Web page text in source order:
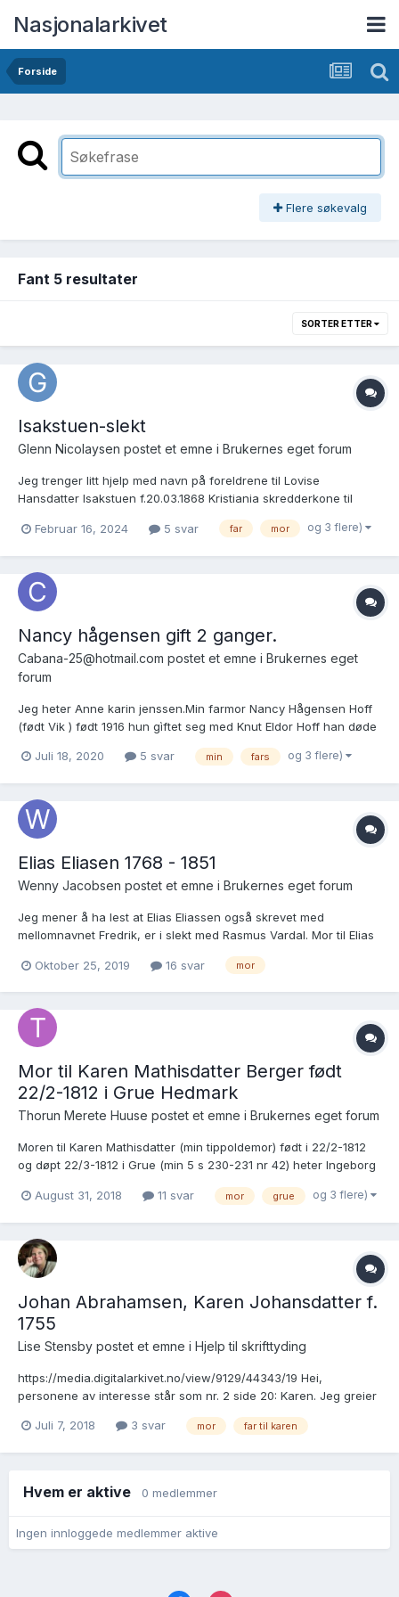
Nasjonalarkivet
Forside
Flere søkevalg
Fant 5 resultater
SORTER ETTER
Isakstuen-slekt
Glenn Nicolaysen postet et emne i Brukernes eget forum
Jeg trenger litt hjelp med navn på foreldrene til Lovise
Hansdatter Isakstuen f.20.03.1868 Kristiania skredderkone til
N. Februar 16, 2024 5 svar far mor og 3 flere)
Nancy hågensen gift 2 ganger.
Cabana-25@hotmail.com postet et emne i Brukernes eget
forum
Jeg heter Anne karin jenssen.Min farmor Nancy Hågensen Hoff
(født Vik ) født 1916 hun gìftet seg med Knut Eldor Hoff han døde
ved navn Hågensen ? Nancy hågensen døde ca 1996 tror jeg. (
Juli 18, 2020 5 svar min fars og 3 flere)
Elias Eliasen 1768 - 1851
Wenny Jacobsen postet et emne i Brukernes eget forum
Jeg mener å ha lest at Elias Eliassen også skrevet med
mellomnavnet Fredrik, er i slekt med Rasmus Vardal. Mor til Elias
meg ytterligere bekreftelse? Hilsen Wenny Jacobsen
Oktober 25, 2019 16 svar mor
Mor til Karen Mathisdatter Berger født
22/2-1812 i Grue Hedmark
Thorun Merete Huuse postet et emne i Brukernes eget forum
Moren til Karen Mathisdatter (min tippoldemor) født i 22/2-1812
og døpt 22/3-1812 i Grue (min 5 s 230-231 nr 42) heter Ingeborg
ifølge kirkeboken. Jeg har lett og funnet noen kandidater til
August 31, 2018 11 svar mor grue og 3 flere)
Johan Abrahamsen, Karen Johansdatter f.
1755
Lise Stensby postet et emne i Hjelp til skrifttyding
https://media.digitalarkivet.no/view/9129/44343/19 Hei,
personene av interesse står som nr. 2 side 20: Karen. Jeg greier
noen mor? Enligt mine opplysninger skal det være Lisbet/Lisa
Juli 7, 2018 3 svar mor far til karen
Hvem er aktive 0 medlemmer
Ingen innloggede medlemmer aktive